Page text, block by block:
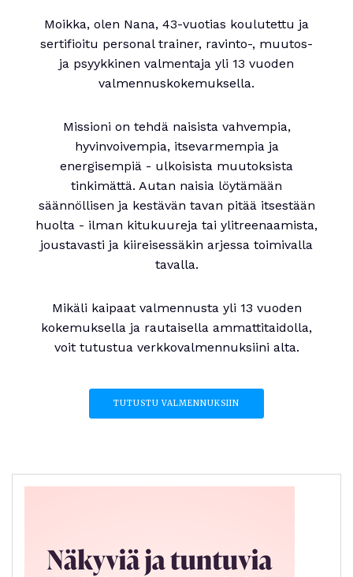
Moikka, olen Nana, 43-vuotias koulutettu ja
sertifioitu personal trainer, ravinto-, muutos-
ja psyykkinen valmentaja yli 13 vuoden
valmennuskokemuksella.
Missioni on tehdä naisista vahvempia,
hyvinvoivempia, itsevarmempia ja
energisempiä - ulkoisista muutoksista
tinkimättä. Autan naisia löytämään
säännöllisen ja kestävän tavan pitää itsestään
huolta - ilman kitukuureja tai ylitreenaamista,
joustavasti ja kiireisessäkin arjessa toimivalla
tavalla.
Mikäli kaipaat valmennusta yli 13 vuoden
kokemuksella ja rautaisella ammattitaidolla,
voit tutustua verkkovalmennuksiini alta.
TUTUSTU VALMENNUKSIIN